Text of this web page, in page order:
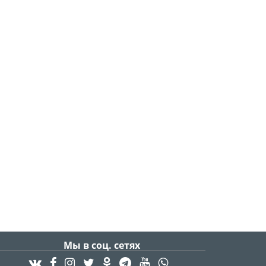
Мы в соц. сетях